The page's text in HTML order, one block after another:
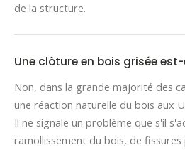
de la structure.
Une clôture en bois grisée
Non, dans la grande majorité des
une réaction naturelle du bois aux
Il ne signale un problème que s'il
ramollissement du bois, de